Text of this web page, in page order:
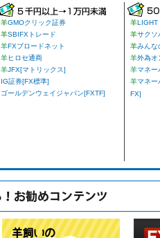
羊GMOクリック証券
羊SBIFXトレード
羊FXブロードネット
羊ヒロセ通商
羊JFX[マトリックス]
IG証券[FX標準]
ゴールデンウェイジャパン[FXTF]
羊LIGHT
羊サクソ
羊みんな
羊外為オ
羊マネー
羊マネー
FX]